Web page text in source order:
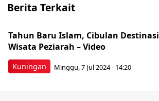
Berita Terkait
Kuningan
Tahun Baru Islam, Cibulan Destinasi
Wisata Peziarah – Video
Minggu, 7 Jul 2024 - 14:20